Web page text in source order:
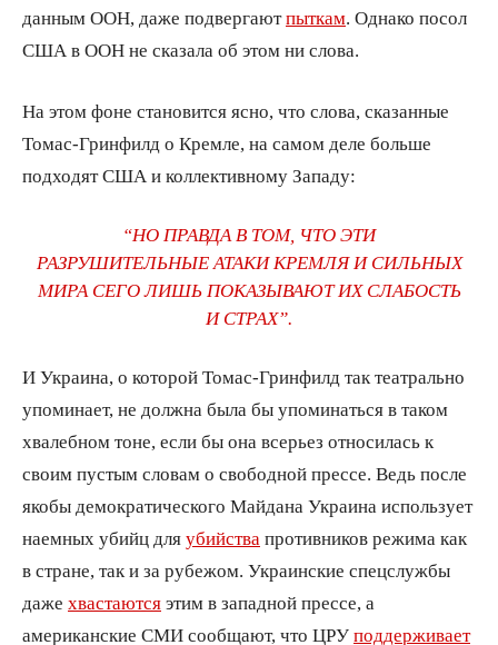
данным ООН, даже подвергаютпыткам . Однако посол
США в ООН не сказала об этом ни слова.
На этом фоне становится ясно, что слова, сказанные
Томас-Гринфилд о Кремле, на самом деле больше
подходят США и коллективному Западу:
“НО ПРАВДА В ТОМ, ЧТО ЭТИ
РАЗРУШИТЕЛЬНЫЕ АТАКИ КРЕМЛЯ И СИЛЬНЫХ
МИРА СЕГО ЛИШЬ ПОКАЗЫВАЮТ ИХ СЛАБОСТЬ
И СТРАХ”.
И Украина, о которой Томас-Гринфилд так театрально
упоминает, не должна была бы упоминаться в таком
хвалебном тоне, если бы она всерьез относилась к
своим пустым словам о свободной прессе. Ведь после
якобы демократического Майдана Украина использует
наемных убийц для убийства противников режима как
в стране, так и за рубежом. Украинские спецслужбы
даже хвастаются этим в западной прессе, а
американские СМИ сообщают, что ЦРУ поддерживает